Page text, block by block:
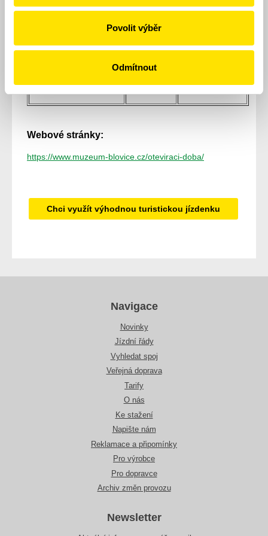
Povolit výběr
Odmítnout
15
Držitelé ZTP zdarma zdarma
Webové stránky:
https://www.muzeum-blovice.cz/oteviraci-doba/
Chci využít výhodnou turistickou jízdenku
Navigace
Novinky
Jízdní řády
Vyhledat spoj
Veřejná doprava
Tarify
O nás
Ke stažení
Napište nám
Reklamace a připomínky
Pro výrobce
Pro dopravce
Archiv změn provozu
Newsletter